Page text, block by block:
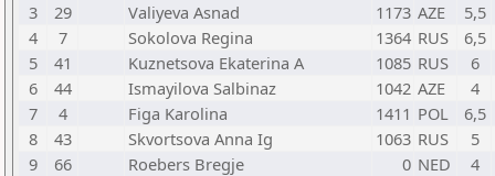
3
29 Valiyeva Asnad 1173 AZE
5,5
4
7 Sokolova Regina 1364 RUS
6,5
5
41 Kuznetsova Ekaterina A 1085 RUS
6
6
44 Ismayilova Salbinaz 1042 AZE
4
7
4 Figa Karolina 1411 POL
6,5
8
43 Skvortsova Anna Ig 1063 RUS
5
9
66 Roebers Bregje 0 NED
4